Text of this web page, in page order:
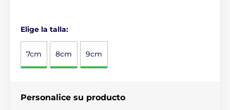
Elige la talla:
7cm 8cm 9cm
Personalice su producto